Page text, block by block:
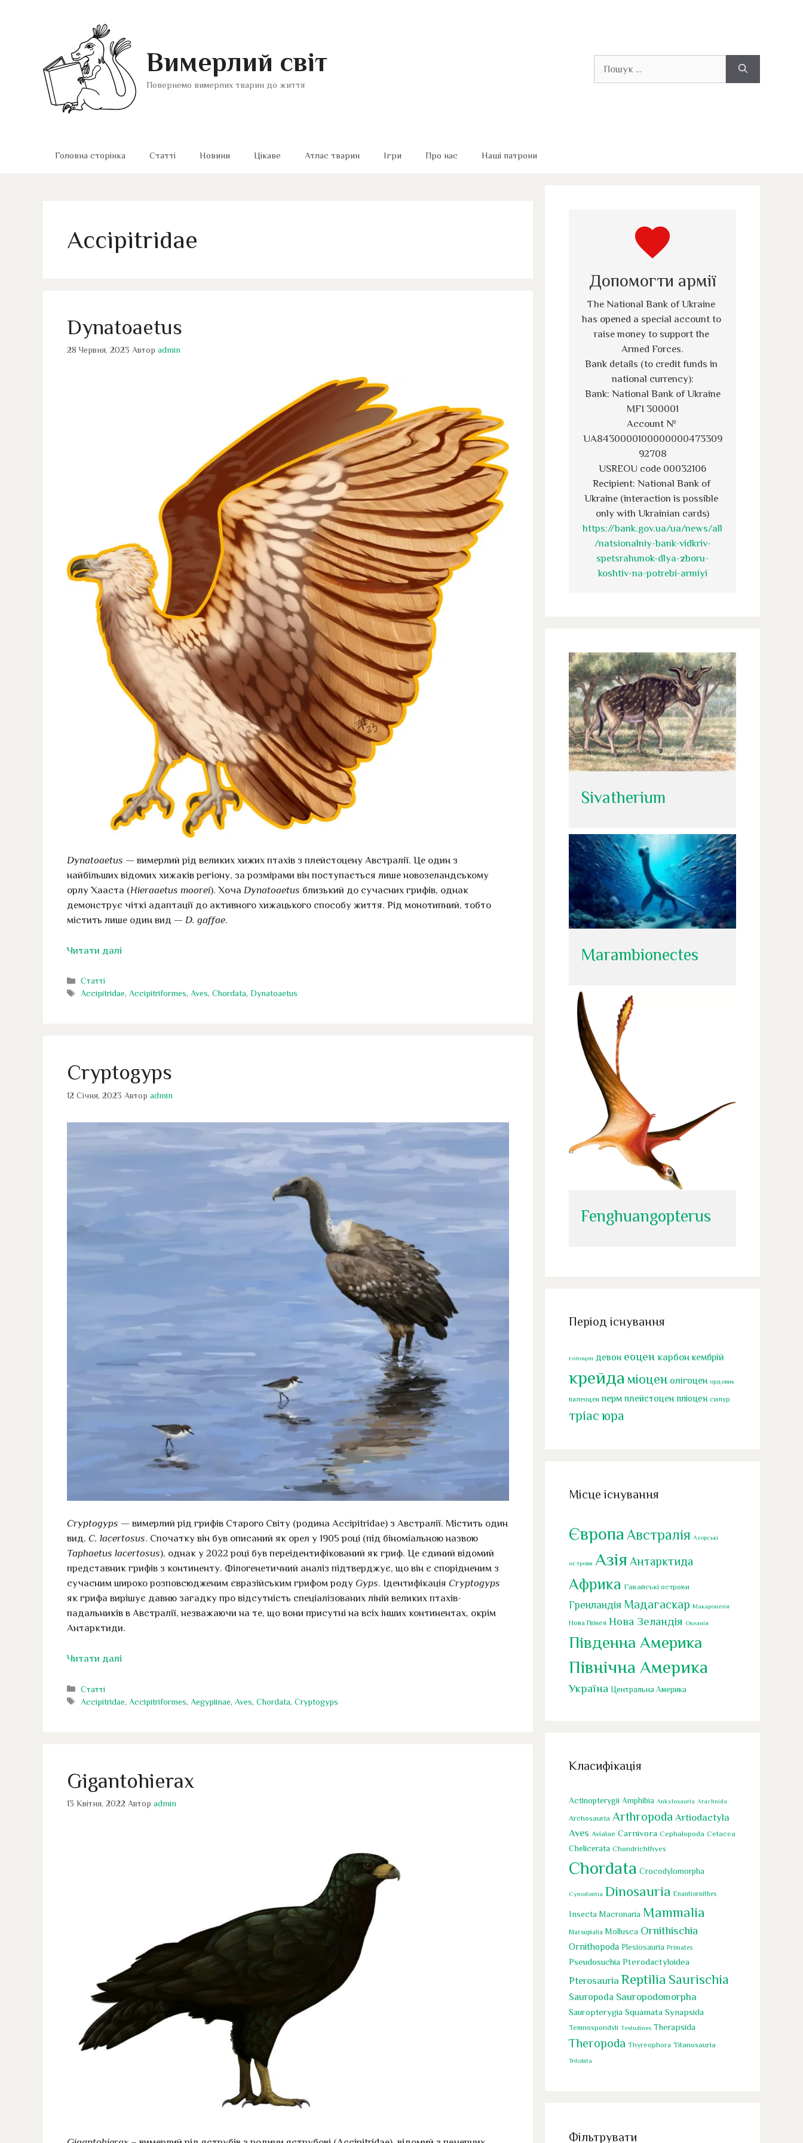
Вимерлий світ
Повернемо вимерлих тварин до життя
Головна сторінка Статті Новини Цікаве Атлас тварин Ігри Про нас Наші патрони
Accipitridae
Dynatoaetus
28 Червня, 2023 Автор admin
Dynatoaetus — вимерлий рід великих хижих птахів з плейстоцену Австралії. Це один з
найбільших відомих хижаків регіону, за розмірами він поступається лише новозеландському
орлу Хааста (Hieraaetus moorei). Хоча Dynatoaetus близький до сучасних грифів, однак
демонструє чіткі адаптації до активного хижацького способу життя. Рід монотипний, тобто
містить лише один вид — D. gaffae.
Читати далі
Категорії
Статті
Позначки
Accipitridae,Accipitriformes,Aves,Chordata,Dynatoaetus
Cryptogyps
12 Січня, 2023 Автор admin
Cryptogyps — вимерлий рід грифів Старого Світу (родина Accipitridae) з Австралії. Містить один
вид, C. lacertosus. Спочатку він був описаний як орел у 1905 році (під біноміальною назвою
Taphaetus lacertosus), однак у 2022 році був переідентифікований як гриф. Це єдиний відомий
представник грифів з континенту. Філогенетичний аналіз підтверджує, що він є спорідненим з
сучасним широко розповсюдженим євразійським грифом роду Gyps. Ідентифікація Cryptogyps
як грифа вирішує давню загадку про відсутність спеціалізованих ліній великих птахів-
падальників в Австралії, незважаючи на те, що вони присутні на всіх інших континентах, окрім
Антарктиди.
Читати далі
Категорії
Статті
Позначки
Accipitridae,Accipitriformes,Aegypiinae,Aves,Chordata,Cryptogyps
Gigantohierax
13 Квітня, 2022 Автор admin
favorite
Допомогти армії
The National Bank of Ukraine
has opened a special account to
raise money to support the
Armed Forces.
Bank details (to credit funds in
national currency):
Bank: National Bank of Ukraine
MFI 300001
Account №
UA8430000100000000473309
92708
USREOU code 00032106
Recipient: National Bank of
Ukraine (interaction is possible
only with Ukrainian cards)
https://bank.gov.ua/ua/news/all
/natsionalniy-bank-vidkriv-
spetsrahunok-dlya-zboru-
koshtiv-na-potrebi-armiyi
Sivatherium
Marambionectes
Fenghuangopterus
Період існування
голоцен девон еоцен карбон кембрій
крейда міоцен олігоцен ордовик
палеоцен перм плейстоцен пліоцен силур
тріасюра
Місце існування
Європа Австралія Азорські
острови Азія Антарктида
Африка Гавайські острови
Гренландія Мадагаскар Макаронезія
Нова Гвінея Нова Зеландія Океанія
Південна Америка
Північна Америка
Україна Центральна Америка
Класифікація
Actinopterygii Amphibia Ankylosauria Arachnida
Archosauria Arthropoda Artiodactyla
Aves Avialae Carnivora Cephalopoda Cetacea
Chelicerata Chondrichthyes
Chordata Crocodylomorpha
Cynodontia Dinosauria Enantiornithes
Insecta Macronaria Mammalia
Marsupialia Mollusca Ornithischia
Ornithopoda Plesiosauria Primates
Pseudosuchia Pterodactyloidea
Pterosauria Reptilia Saurischia
Sauropoda Sauropodomorpha
Sauropterygia Squamata Synapsida
Temnospondyli Testudines Therapsida
Theropoda Thyreophora Titanosauria
Trilobita
Фільтрувати